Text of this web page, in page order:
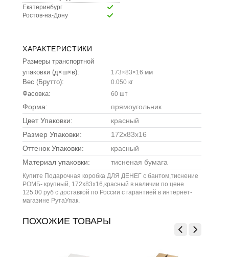
Екатеринбург
Ростов-на-Дону
ХАРАКТЕРИСТИКИ
Размеры транспортной
упаковки (д×ш×в):
173×83×16 мм
Вес (Брутто): 0.050 кг
Фасовка: 60 шт
Форма:
прямоугольник
Цвет Упаковки:
красный
Размер Упаковки:
172x83x16
Оттенок Упаковки:
красный
Материал упаковки:
тисненая бумага
Купите Подарочная коробка ДЛЯ ДЕНЕГ с бантом,тиснение
РОМБ- крупный, 172х83х16,красный в наличии по цене
125.00 руб с доставкой по России с гарантией в интернет-
магазине РутаУпак.
ПОХОЖИЕ ТОВАРЫ